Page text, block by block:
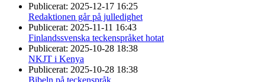
Publicerat: 2025-12-17 16:25
Redaktionen går på julledighet
Publicerat: 2025-11-11 16:43
Finlandssvenska teckenspråket hotat
Publicerat: 2025-10-28 18:38
NKJT i Kenya
Publicerat: 2025-10-28 18:38
Bibeln på teckenspråk